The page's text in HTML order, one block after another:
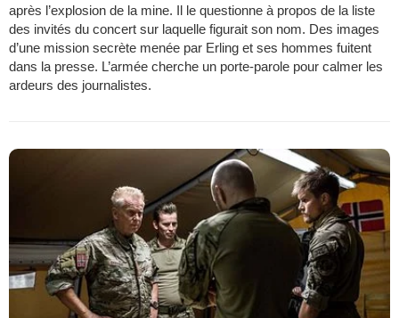
après l’explosion de la mine. Il le questionne à propos de la liste
des invités du concert sur laquelle figurait son nom. Des images
d’une mission secrète menée par Erling et ses hommes fuitent
dans la presse. L’armée cherche un porte-parole pour calmer les
ardeurs des journalistes.